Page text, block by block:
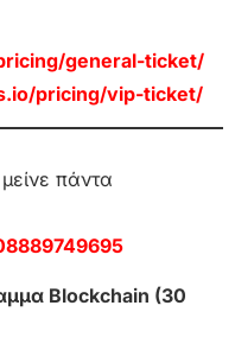
general-ticket/
pricing/vip-ticket/
πάντα
Blockchain (30